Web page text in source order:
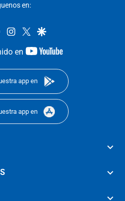
en:
facebookinstagram
twittergoogle
en
youtube-
app en
app en